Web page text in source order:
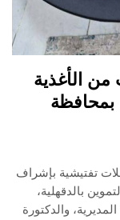
من الأغذية
بمحافظة
تفتيشية بإشراف
بالدقهلية،
والدكتورة